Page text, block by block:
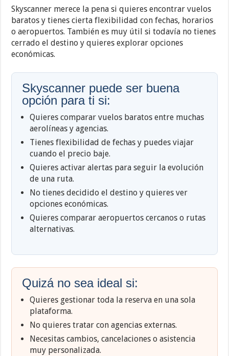
Skyscanner merece la pena si quieres encontrar vuelos
baratos y tienes cierta flexibilidad con fechas, horarios
o aeropuertos. También es muy útil si todavía no tienes
cerrado el destino y quieres explorar opciones
económicas.
Skyscanner puede ser buena
opción para ti si:
Quieres comparar vuelos baratos entre muchas
aerolíneas y agencias.
Tienes flexibilidad de fechas y puedes viajar
cuando el precio baje.
Quieres activar alertas para seguir la evolución
de una ruta.
No tienes decidido el destino y quieres ver
opciones económicas.
Quieres comparar aeropuertos cercanos o rutas
alternativas.
Quizá no sea ideal si:
Quieres gestionar toda la reserva en una sola
plataforma.
No quieres tratar con agencias externas.
Necesitas cambios, cancelaciones o asistencia
muy personalizada.